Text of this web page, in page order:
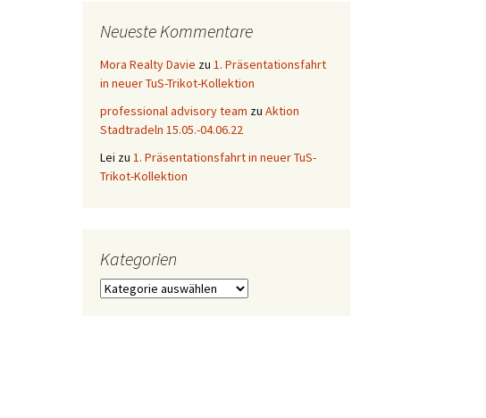
Neueste Kommentare
Mora Realty Davie zu 1. Präsentationsfahrt
in neuer TuS-Trikot-Kollektion
professional advisory team zu Aktion
Stadtradeln 15.05.-04.06.22
Lei zu 1. Präsentationsfahrt in neuer TuS-
Trikot-Kollektion
Kategorien
Kategorien